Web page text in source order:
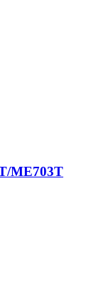
ME703T